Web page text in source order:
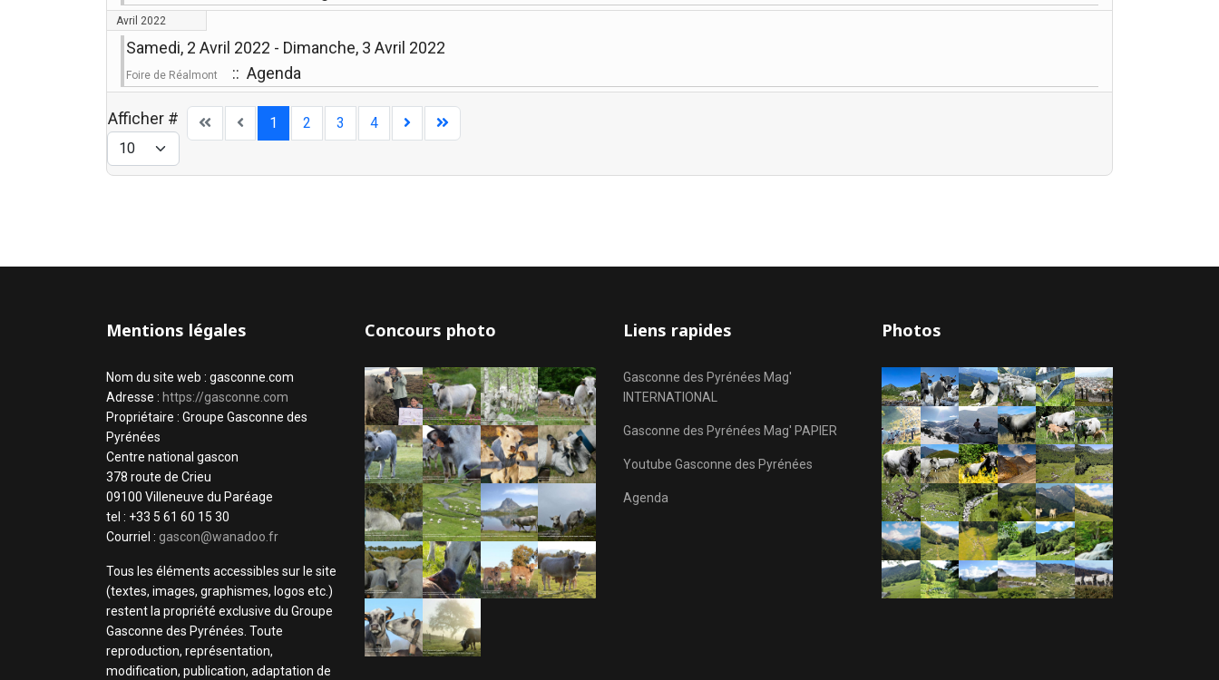
Avril 2022
Samedi, 2 Avril 2022 - Dimanche, 3 Avril 2022
Foire de Réalmont :: Agenda
Afficher # 1 2 3 4
Mentions légales
Nom du site web : gasconne.com
Adresse : https://gasconne.com
Propriétaire : Groupe Gasconne des
Pyrénées
Centre national gascon
378 route de Crieu
09100 Villeneuve du Paréage
tel : +33 5 61 60 15 30
Courriel : gascon@wanadoo.fr
Tous les éléments accessibles sur le site
(textes, images, graphismes, logos etc.)
restent la propriété exclusive du Groupe
Gasconne des Pyrénées. Toute
reproduction, représentation,
modification, publication, adaptation de
Concours photo Liens rapides
Gasconne des Pyrénées Mag'
INTERNATIONAL
Gasconne des Pyrénées Mag' PAPIER
Youtube Gasconne des Pyrénées
Agenda
Photos